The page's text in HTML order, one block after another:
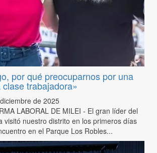
por qué preocuparnos por una
trabajadora»
de 2025
LABORAL DE MILEI - El gran líder del
visitó nuestro distrito en los primeros días
en el Parque Los Robles...